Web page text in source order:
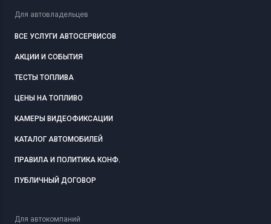
Для автовладельцев
ВСЕ УСЛУГИ АВТОСЕРВИСОВ
АКЦИИ И СОБЫТИЯ
ТЕСТЫ ТОПЛИВА
ЦЕНЫ НА ТОПЛИВО
КАМЕРЫ ВИДЕОФИКСАЦИИ
КАТАЛОГ АВТОМОБИЛЕЙ
ПРАВИЛА И ПОЛИТИКА КОНФ.
ПУБЛИЧНЫЙ ДОГОВОР
Для автокомпаний